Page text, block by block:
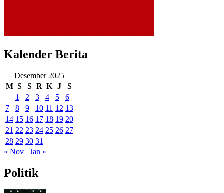
Kalender Berita
Desember 2025
M S S R K J
S
1
2 3 4 5
6
7
8 9 10 11 12 13
14 15 16 17 18 19 20
21 22 23 24 25 26 27
28 29 30 31
« Nov
Jan »
Politik